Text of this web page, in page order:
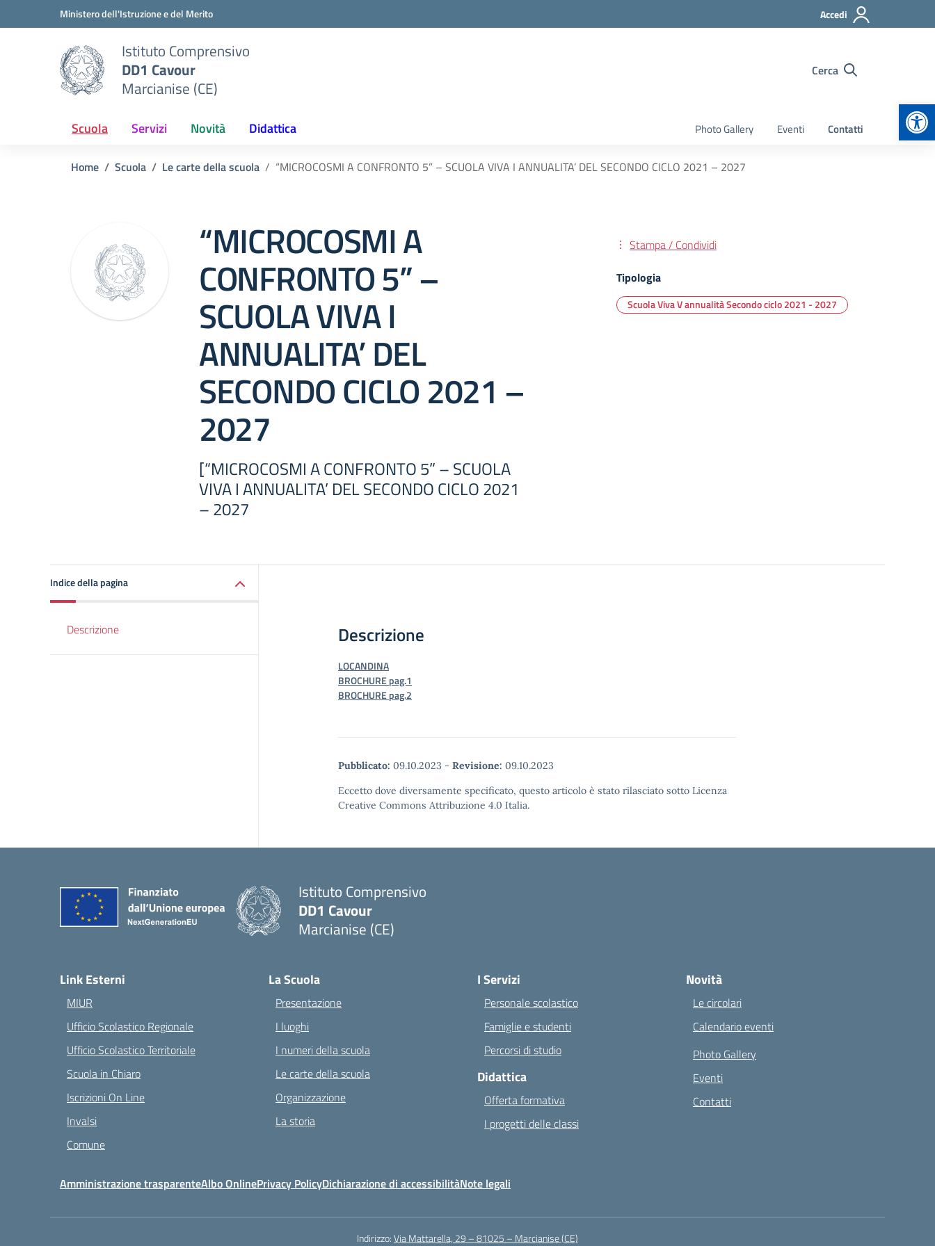
Vai ai contenuti
Vai al menu di navigazioneMinistero dell'Istruzione e del Merito Accedi
Istituto Comprensivo
DD1 Cavour
Marcianise (CE)
Cerca
Scuola Servizi Novità Didattica Photo Gallery Eventi Contatti
Home Scuola Le carte della scuola “MICROCOSMI A CONFRONTO 5” – SCUOLA VIVA I ANNUALITA’ DEL SECONDO CICLO 2021 – 2027
“MICROCOSMI A
CONFRONTO 5” –
SCUOLA VIVA I
ANNUALITA’ DEL
SECONDO CICLO 2021 –
2027
[“MICROCOSMI A CONFRONTO 5” – SCUOLA
VIVA I ANNUALITA’ DEL SECONDO CICLO 2021
– 2027
Stampa / Condividi
Tipologia
Scuola Viva V annualità Secondo ciclo 2021 - 2027
Indice della pagina
Descrizione Descrizione
LOCANDINA
BROCHURE pag.1
BROCHUREpag.2
Pubblicato: 09.10.2023 - Revisione: 09.10.2023
Eccetto dove diversamente specificato, questo articolo è stato rilasciato sotto Licenza
Creative Commons Attribuzione 4.0 Italia.
Istituto Comprensivo
DD1 Cavour
Marcianise (CE)
Link Esterni
MIUR
Ufficio Scolastico Regionale
Ufficio Scolastico Territoriale
Scuola in Chiaro
Iscrizioni On Line
Invalsi
Comune
La Scuola
Presentazione
I luoghi
I numeri della scuola
Le carte della scuola
Organizzazione
La storia
I Servizi
Personale scolastico
Famiglie e studenti
Percorsi di studio
Didattica
Offerta formativa
I progetti delle classi
Novità
Le circolari
Calendario eventi
Photo Gallery
Eventi
Contatti
Amministrazione trasparenteAlbo OnlinePrivacy PolicyDichiarazione di accessibilitàNote legali
Indirizzo:Via Mattarella, 29 – 81025 – Marcianise (CE)